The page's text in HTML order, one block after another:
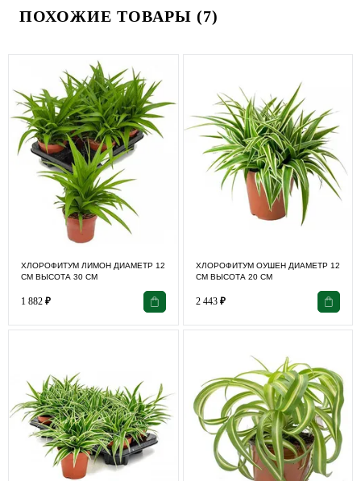
ПОХОЖИЕ ТОВАРЫ (7)
ХЛОРОФИТУМ ЛИМОН ДИАМЕТР 12
СМ ВЫСОТА 30 СМ
1 882 ₽
ХЛОРОФИТУМ ОУШЕН ДИАМЕТР 12
СМ ВЫСОТА 20 СМ
2 443 ₽